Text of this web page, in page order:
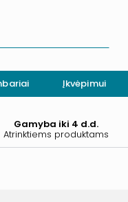
Įkvėpimui
Gamyba iki 4 d.d.
Atrinktiems produktams